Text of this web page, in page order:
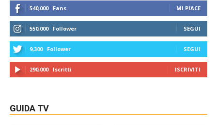
540,000 Fans MI PIACE
550,000 Follower SEGUI
9,300 Follower SEGUI
290,000 Iscritti ISCRIVITI
GUIDA TV